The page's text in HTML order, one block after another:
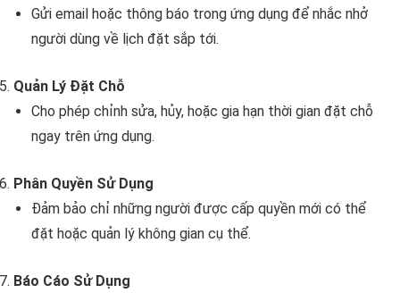
Gửi email hoặc thông báo trong ứng dụng để nhắc nhở
người dùng về lịch đặt sắp tới.
Quản Lý Đặt Chỗ
Cho phép chỉnh sửa, hủy, hoặc gia hạn thời gian đặt chỗ
ngay trên ứng dụng.
Phân Quyền Sử Dụng
Đảm bảo chỉ những người được cấp quyền mới có thể
đặt hoặc quản lý không gian cụ thể.
Báo Cáo Sử Dụng